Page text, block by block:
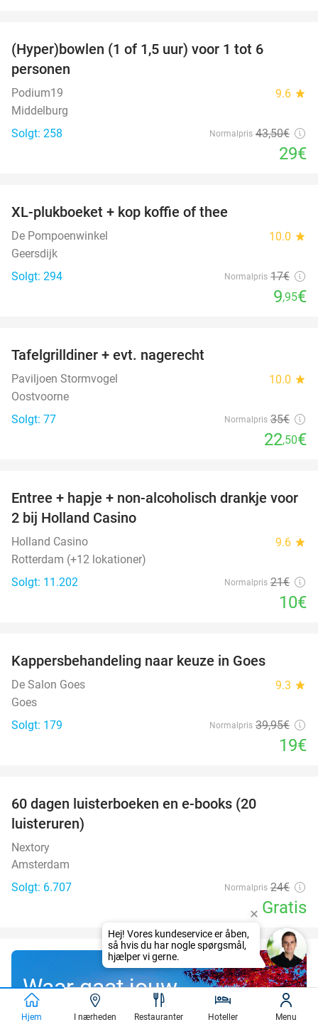
(Hyper)bowlen (1 of 1,5 uur) voor 1 tot 6
personen
Podium19 9.6 star
Middelburg
Solgt: 258
Normalpris 43,50€
29€
XL-plukboeket + kop koffie of thee
De Pompoenwinkel 10.0 star
Geersdijk
Solgt: 294
Normalpris 17€
9,95€
Tafelgrilldiner + evt. nagerecht
Paviljoen Stormvogel 10.0 star
Oostvoorne
Solgt: 77
Normalpris 35€
22,50€
52%
Entree + hapje + non-alcoholisch drankje voor
2 bij Holland Casino
Holland Casino 9.6 star
Rotterdam (+12 lokationer)
Solgt: 11.202
Normalpris 21€
10€
Kappersbehandeling naar keuze in Goes
De Salon Goes 9.3 star
Goes
Solgt: 179
Normalpris 39,95€
19€
60 dagen luisterboeken en e-books (20
luisteruren)
Nextory
Amsterdam
Solgt: 6.707
Normalpris 24€
Gratis
Waar gaat jouw
gratis droomreis
Hjem I nærheden Restauranter Hoteller Menu